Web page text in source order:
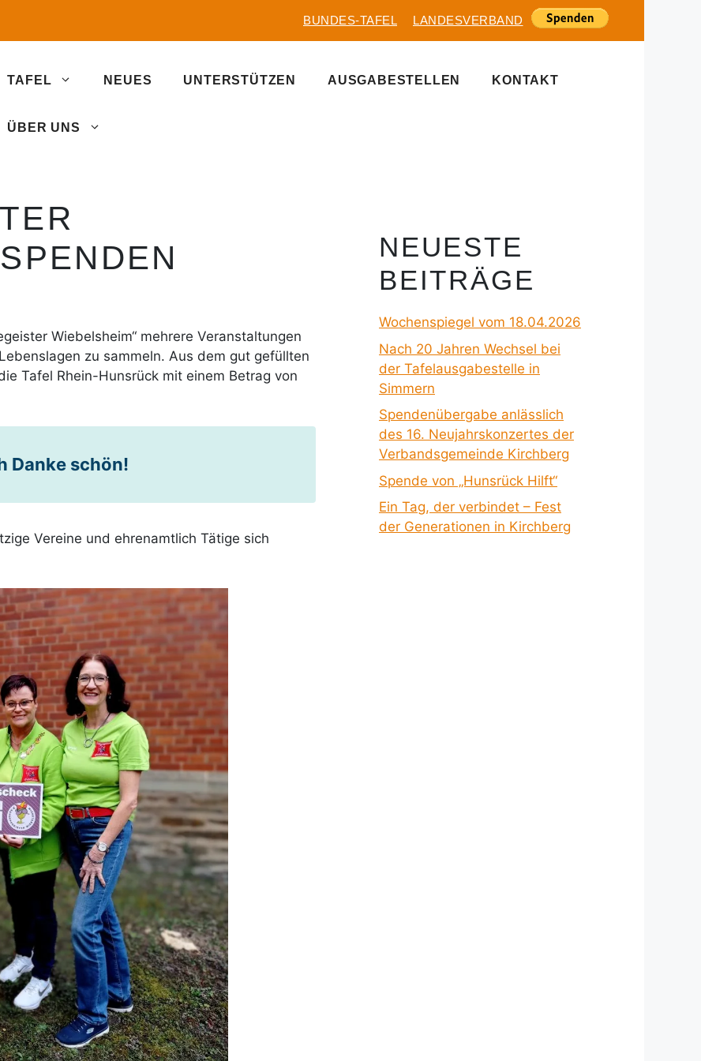
BUNDES-TAFEL LANDESVERBAND
TAFEL NEUES UNTERSTÜTZEN AUSGABESTELLEN KONTAKT
ÜBER UNS
Wiebelsheim“ mehrere Veranstaltungen
zu sammeln. Aus dem gut gefüllten
Tafel Rhein-Hunsrück mit einem Betrag von
Danke schön!
Vereine und ehrenamtlich Tätige sich
NEUESTE
BEITRÄGE
Wochenspiegel vom 18.04.2026
Nach 20 Jahren Wechsel bei
der Tafelausgabestelle in
Simmern
Spendenübergabe anlässlich
des 16. Neujahrskonzertes der
Verbandsgemeinde Kirchberg
Spende von „Hunsrück Hilft“
Ein Tag, der verbindet – Fest
der Generationen in Kirchberg